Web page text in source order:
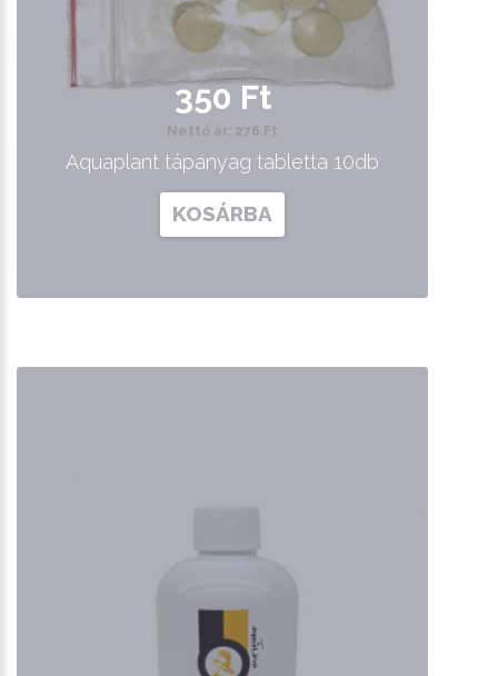
350 Ft
Nettó ár: 276 Ft
Aquaplant tápanyag tabletta 10db
KOSÁRBA